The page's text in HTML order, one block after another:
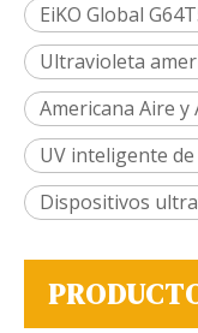
EiKO Global
Ultravioleta
Americana Aire y
UV inteligente
Dispositivos